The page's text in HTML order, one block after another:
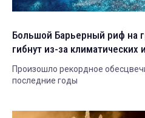
Большой Барьерный риф на
гибнут из-за климатических
Произошло рекордное
последние годы